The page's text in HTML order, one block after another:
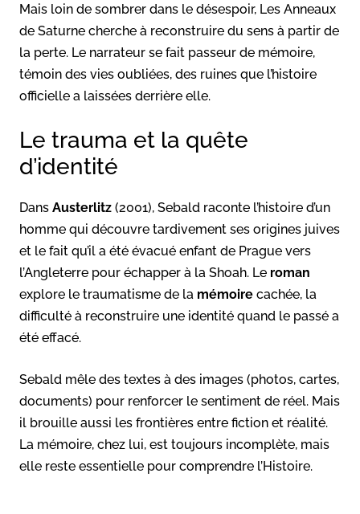
Mais loin de sombrer dans le désespoir, Les Anneaux
de Saturne cherche à reconstruire du sens à partir de
la perte. Le narrateur se fait passeur de mémoire,
témoin des vies oubliées, des ruines que l’histoire
officielle a laissées derrière elle.
Le trauma et la quête
d’identité
Dans Austerlitz (2001), Sebald raconte l’histoire d’un
homme qui découvre tardivement ses origines juives
et le fait qu’il a été évacué enfant de Prague vers
l’Angleterre pour échapper à la Shoah. Le roman
explore le traumatisme de la mémoire cachée, la
difficulté à reconstruire une identité quand le passé a
été effacé.
Sebald mêle des textes à des images (photos, cartes,
documents) pour renforcer le sentiment de réel. Mais
il brouille aussi les frontières entre fiction et réalité.
La mémoire, chez lui, est toujours incomplète, mais
elle reste essentielle pour comprendre l’Histoire.